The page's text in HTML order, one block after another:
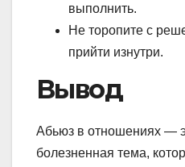
выполнить.
Не торопите с
прийти изнутри.
Вывод
Абьюз в отношениях —
болезненная тема,